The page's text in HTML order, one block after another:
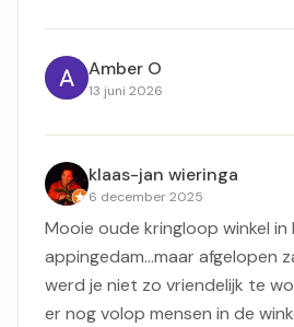
Amber O
13 juni 2026
klaas-jan wieringa
6 december 2025
Mooie oude kringloop winkel
appingedam...maar afgelopen
werd je niet zo vriendelijk te
er nog volop mensen in de